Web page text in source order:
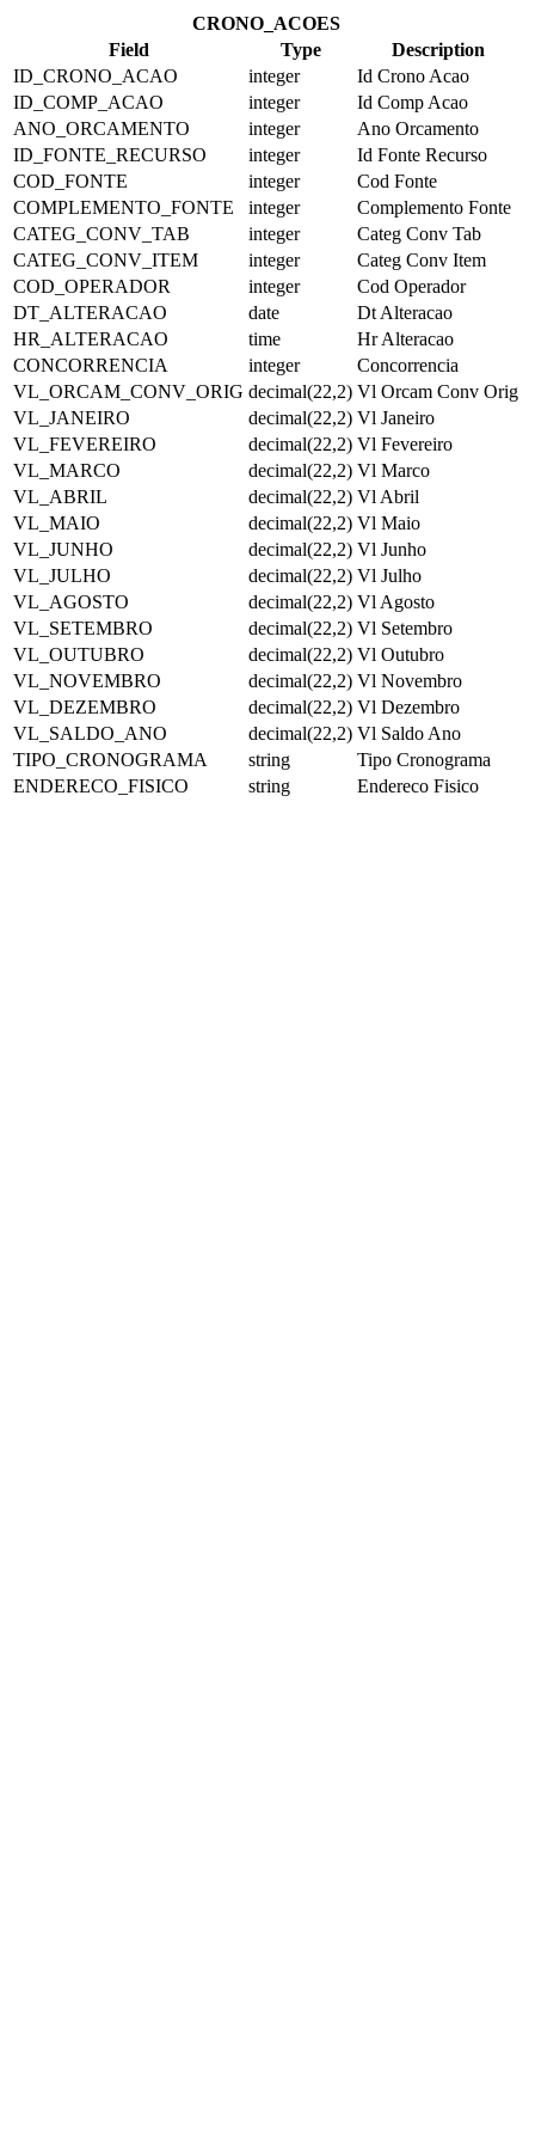
CRONO_ACOES
Field
Type
Description
ID_CRONO_ACAO
integer
Id Crono Acao
ID_COMP_ACAO
integer
Id Comp Acao
ANO_ORCAMENTO
integer
Ano Orcamento
ID_FONTE_RECURSO
integer
Id Fonte Recurso
COD_FONTE
integer
Cod Fonte
COMPLEMENTO_FONTE
integer
Complemento Fonte
CATEG_CONV_TAB
integer
Categ Conv Tab
CATEG_CONV_ITEM
integer
Categ Conv Item
COD_OPERADOR
integer
Cod Operador
DT_ALTERACAO
date
Dt Alteracao
HR_ALTERACAO
time
Hr Alteracao
CONCORRENCIA
integer
Concorrencia
VL_ORCAM_CONV_ORIG decimal(22,2) Vl Orcam Conv Orig
VL_JANEIRO
decimal(22,2) Vl Janeiro
VL_FEVEREIRO
decimal(22,2) Vl Fevereiro
VL_MARCO
decimal(22,2) Vl Marco
VL_ABRIL
decimal(22,2) Vl Abril
VL_MAIO
decimal(22,2) Vl Maio
VL_JUNHO
decimal(22,2) Vl Junho
VL_JULHO
decimal(22,2) Vl Julho
VL_AGOSTO
decimal(22,2) Vl Agosto
VL_SETEMBRO
decimal(22,2) Vl Setembro
VL_OUTUBRO
decimal(22,2) Vl Outubro
VL_NOVEMBRO
decimal(22,2) Vl Novembro
VL_DEZEMBRO
decimal(22,2) Vl Dezembro
VL_SALDO_ANO
decimal(22,2) Vl Saldo Ano
TIPO_CRONOGRAMA
string
Tipo Cronograma
ENDERECO_FISICO
string Endereco Fisico